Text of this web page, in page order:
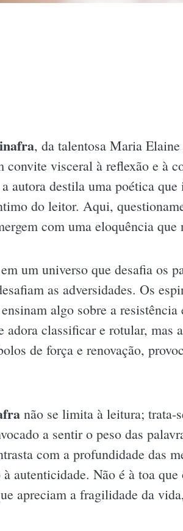
, da talentosa Maria
convite visceral à reflexão e à
autora destila uma poética
do leitor. Aqui,
com uma eloquência que
um universo que desafia os
as adversidades. Os
algo sobre a
classificar e rotular, mas
de força e renovação,
não se limita à leitura; trata-
a sentir o peso das
com a profundidade das
autenticidade. Não é à toa
apreciam a fragilidade da